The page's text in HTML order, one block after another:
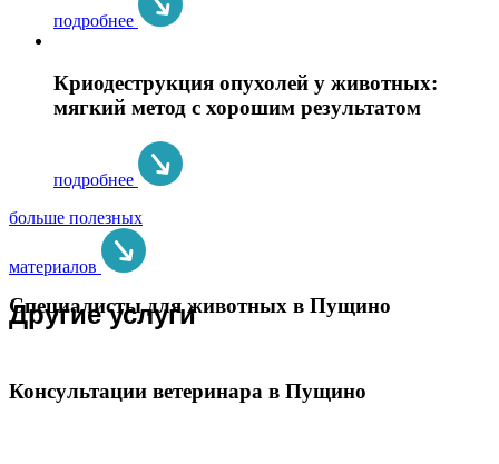
подробнее
Криодеструкция опухолей у животных:
мягкий метод с хорошим результатом
подробнее
больше полезных
материалов
Другие услуги
Специалисты для животных в Пущино
Консультации ветеринара в Пущино